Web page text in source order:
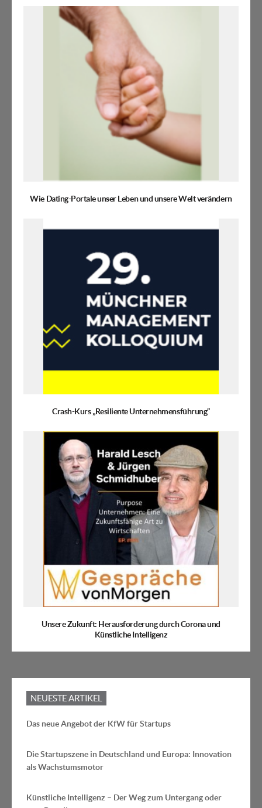
Wie Dating-Portale unser Leben und unsere Welt verändern
Crash-Kurs „Resiliente Unternehmensführung“
Unsere Zukunft: Herausforderung durch Corona und
Künstliche Intelligenz
NEUESTE ARTIKEL
Das neue Angebot der KfW für Startups
Die Startupszene in Deutschland und Europa: Innovation
als Wachstumsmotor
Künstliche Intelligenz – Der Weg zum Untergang oder